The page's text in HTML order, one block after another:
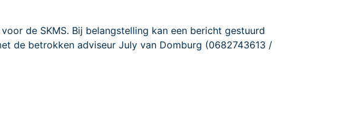
de SKMS. Bij belangstelling kan een bericht gestuurd
de betrokken adviseur July van Domburg (0682743613 /